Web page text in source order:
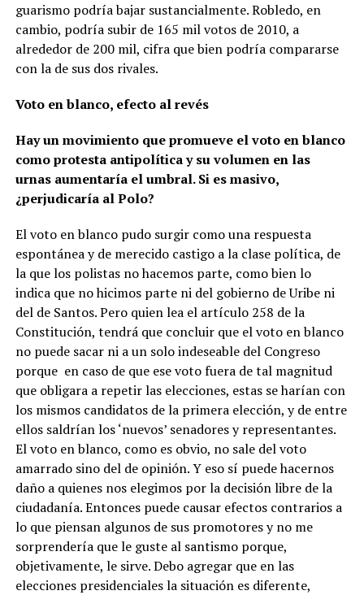
guarismo podría bajar sustancialmente. Robledo, en
cambio, podría subir de 165 mil votos de 2010, a
alrededor de 200 mil, cifra que bien podría compararse
con la de sus dos rivales.
Voto en blanco, efecto al revés
Hay un movimiento que promueve el voto en blanco
como protesta antipolítica y su volumen en las
urnas aumentaría el umbral. Si es masivo,
¿perjudicaría al Polo?
El voto en blanco pudo surgir como una respuesta
espontánea y de merecido castigo a la clase política, de
la que los polistas no hacemos parte, como bien lo
indica que no hicimos parte ni del gobierno de Uribe ni
del de Santos. Pero quien lea el artículo 258 de la
Constitución, tendrá que concluir que el voto en blanco
no puede sacar ni a un solo indeseable del Congreso
porque en caso de que ese voto fuera de tal magnitud
que obligara a repetir las elecciones, estas se harían con
los mismos candidatos de la primera elección, y de entre
ellos saldrían los ‘nuevos’ senadores y representantes.
El voto en blanco, como es obvio, no sale del voto
amarrado sino del de opinión. Y eso sí puede hacernos
daño a quienes nos elegimos por la decisión libre de la
ciudadanía. Entonces puede causar efectos contrarios a
lo que piensan algunos de sus promotores y no me
sorprendería que le guste al santismo porque,
objetivamente, le sirve. Debo agregar que en las
elecciones presidenciales la situación es diferente,